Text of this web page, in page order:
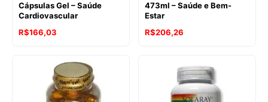
Cápsulas Gel – Saúde
Cardiovascular
R$166,03
473ml – Saúde e Bem-
Estar
R$206,26